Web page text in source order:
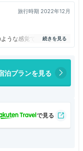
旅行時期 2022年12月
うな感覚で
すし
で迎えてくれます。
冷蔵庫など必要な
ます。
ことができます。
ル
泊プランを見る